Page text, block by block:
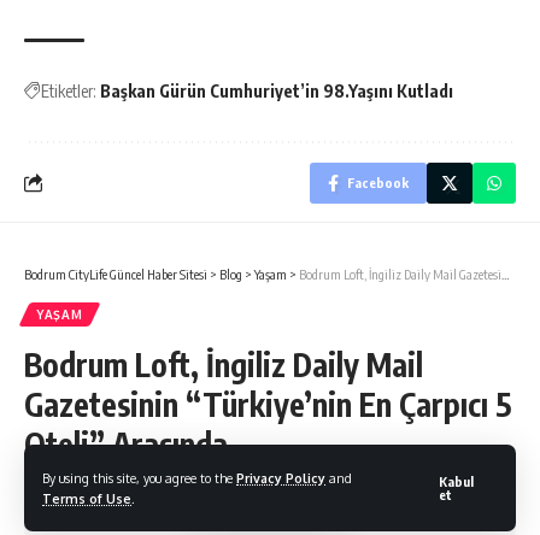
By using this site, you agree to the Privacy Policy and
Terms of Use
Kabul
et
Etiketler: Başkan Gürün Cumhuriyet’in 98.Yaşını Kutladı
Facebook
Bodrum CityLife Güncel Haber Sitesi > Blog >Yaşam > Bodrum Loft, İngiliz Daily Mail Gazetesinin “Türkiye’nin En Çarpıcı 5 Oteli” Arasında…
YAŞAM
Bodrum Loft, İngiliz Daily Mail
Gazetesinin “Türkiye’nin En Çarpıcı 5
Oteli” Arasında…